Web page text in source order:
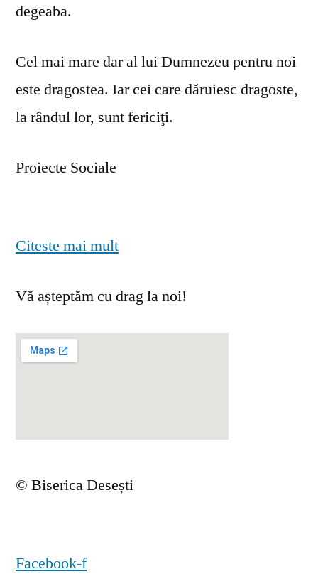
degeaba.
Cel mai mare dar al lui Dumnezeu pentru noi
este dragostea. Iar cei care dăruiesc dragoste,
la rândul lor, sunt fericiţi.
Proiecte Sociale
Citeste mai mult
Vă așteptăm cu drag la noi!
© Biserica Desești
Facebook-f